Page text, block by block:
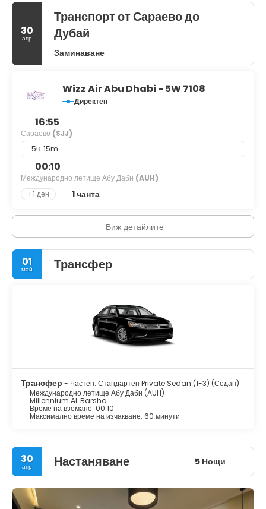
30
апр
Транспорт от Сараево до
Дубай
Заминаване
Wizz Air Abu Dhabi - 5W 7108
Директен
16:55
Сараево (SJJ)
5ч. 15m
00:10
Международно летище Абу Даби (AUH)
+1 ден
1 чанта
Виж детайлите
01
май Трансфер
Трансфер - Частен: Стандартен Private Sedan (1-3) (Седан)
Международно летище Абу Даби (AUH)
Millennium AL Barsha
Време на вземане: 00:10
Максимално време на изчакване: 60 минути
30
апр Настаняване 5 Нощи